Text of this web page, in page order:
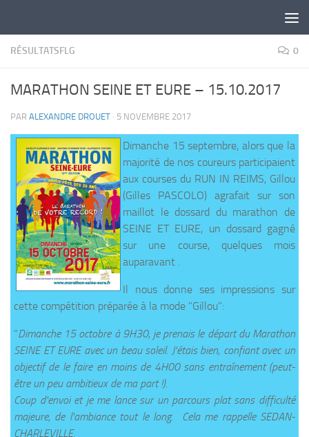
RÉSULTATSFLG 0
MARATHON SEINE ET EURE – 15.10.2017
PAR ALEXANDRE DROUET · 5 NOVEMBRE 2017
​Dimanche 15 septembre, alors que la
majorité de nos coureurs participaient
aux courses du RUN IN REIMS, Gillou
(Gilles PASCOLO) agrafait sur son
maillot le dossard du marathon de
SEINE ET EURE, un dossard gagné
sur une course, quelques mois
auparavant .
Il nous donne ses impressions sur
cette compétition préparée à la mode "Gillou":
"Dimanche 15 octobre à 9H30, je prenais le départ du Marathon
SEINE ET EURE avec un beau soleil. J'étais bien, confiant avec un
objectif de le faire en moins de 4H00 sans entraînement (peut-
être un peu ambitieux de ma part !).
Coup d'envoi et je me lance sur un parcours plat sans difficulté
majeure, de l'ambiance tout le long. Cela me rappelle SEDAN-
CHARLEVILLE.